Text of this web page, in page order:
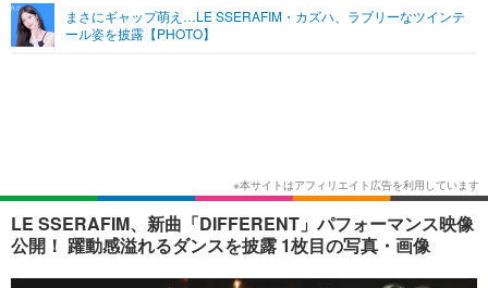
ショッピング その他
エンタメTOP
ショッピング その他
ライフ
まさにギャップ萌え…LE SSERAFIM・カズハ、ラブリーなツインテ
ール姿を披露【PHOTO】
LE SSERAFIM、新曲「DIFFERENT」パフォーマンス映像
公開！ 躍動感溢れるダンスを披露 1枚目の写真・画像